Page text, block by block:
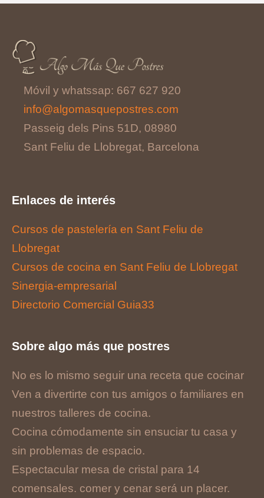
Móvil y whatssap: 667 627 920
info@algomasquepostres.com
Passeig dels Pins 51D, 08980
Sant Feliu de Llobregat, Barcelona
Enlaces de interés
Cursos de pastelería en Sant Feliu de
Llobregat
Cursos de cocina en Sant Feliu de Llobregat
Sinergia-empresarial
Directorio Comercial Guia33
Sobre algo más que postres
No es lo mismo seguir una receta que cocinar
Ven a divertirte con tus amigos o familiares en
nuestros talleres de cocina.
Cocina cómodamente sin ensuciar tu casa y
sin problemas de espacio.
Espectacular mesa de cristal para 14
comensales. comer y cenar será un placer.